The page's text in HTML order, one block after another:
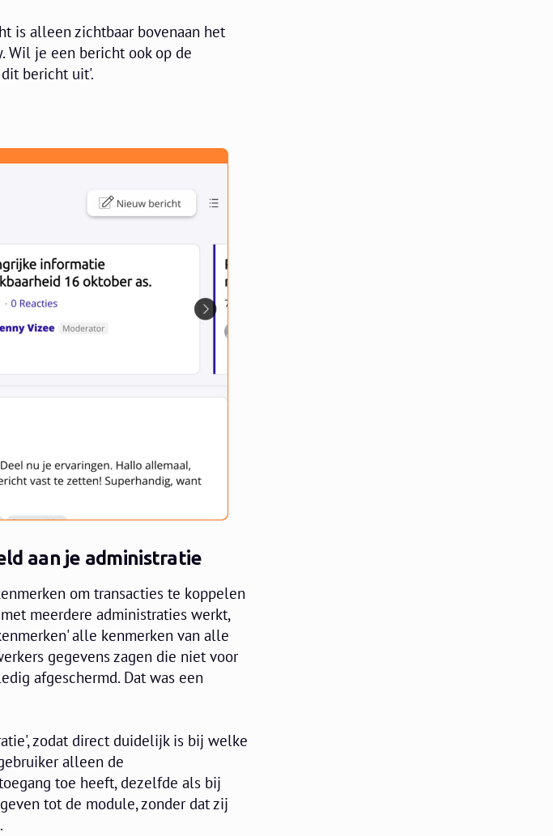
is alleen zichtbaar bovenaan het
Wil je een bericht ook op de
bericht uit'.
aan je administratie
om transacties te koppelen
meerdere administraties werkt,
alle kenmerken van alle
gegevens zagen die niet voor
afgeschermd. Dat was een
zodat direct duidelijk is bij welke
alleen de
toe heeft, dezelfde als bij
tot de module, zonder dat zij